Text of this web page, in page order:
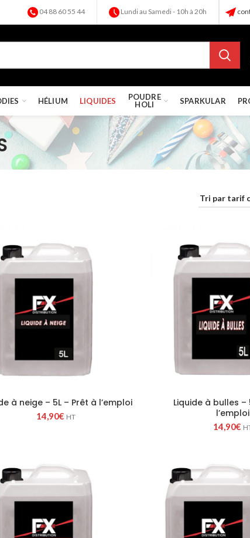
04 88 60 55 44 Lundi au Samedi - 10h à 20h
HÉLIUM LIQUIDES
POUDRE
HOLI
SPARKULAR
à neige – 5L – Prêt à l’emploi
14,90€ HT
Liquide à bulles –
l’emploi
14,90€